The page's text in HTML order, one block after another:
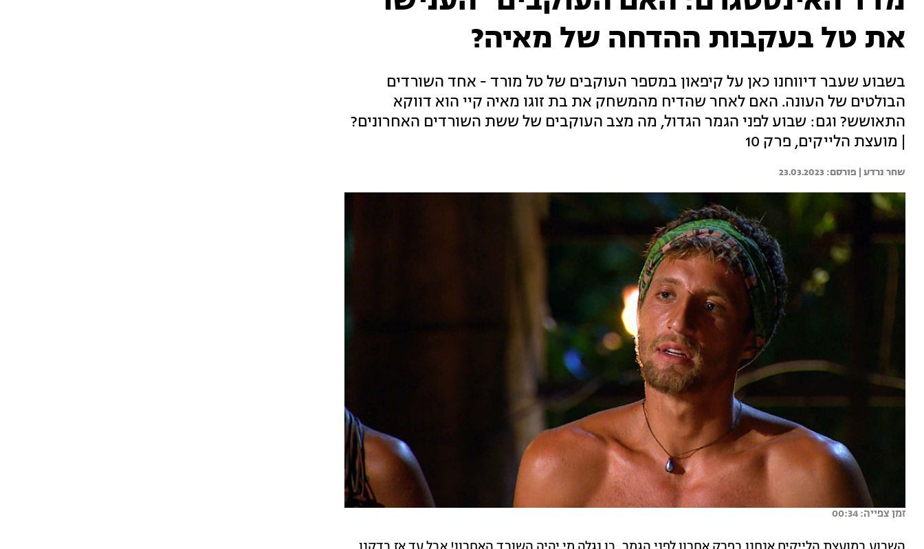
את טל בעקבות ההדחה של מאיה?
בשבוע שעבר דיווחנו כאן על קיפאון במספר העוקבים של טל מורד - אחד השורדים
הבולטים של העונה. האם לאחר שהדיח מהמשחק את בת זוגו מאיה קיי הוא דווקא
התאושש? וגם: שבוע לפני הגמר הגדול, מה מצב העוקבים של ששת השורדים האחרונים?
| מועצת הלייקים, פרק 10
שחר נרדע | 23.03.2023
זמן צפייה: 00:34